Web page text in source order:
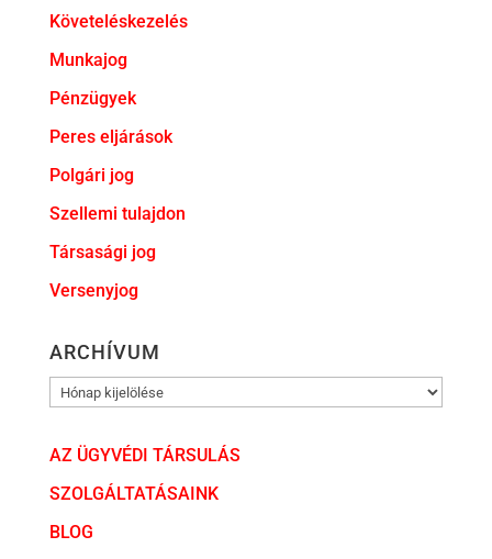
Követeléskezelés
Munkajog
Pénzügyek
Peres eljárások
Polgári jog
Szellemi tulajdon
Társasági jog
Versenyjog
ARCHÍVUM
ARCHÍVUM
AZ ÜGYVÉDI TÁRSULÁS
SZOLGÁLTATÁSAINK
BLOG